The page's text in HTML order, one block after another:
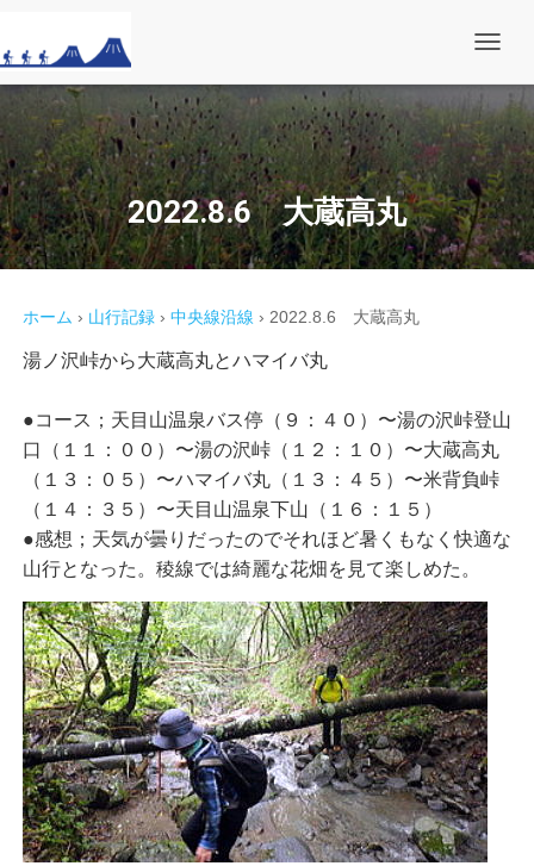
ー
シ
ョ
ン
を
切
り
替
2022.8.6 大蔵高丸
ホーム › 山行記録 › 中央線沿線 › 2022.8.6 大蔵高丸
湯ノ沢峠から大蔵高丸とハマイバ丸
●コース；天目山温泉バス停（９：４０）〜湯の沢峠登山
口（１１：００）〜湯の沢峠（１２：１０）〜大蔵高丸
（１３：０５）〜ハマイバ丸（１３：４５）〜米背負峠
（１４：３５）〜天目山温泉下山（１６：１５）
●感想；天気が曇りだったのでそれほど暑くもなく快適な
山行となった。稜線では綺麗な花畑を見て楽しめた。